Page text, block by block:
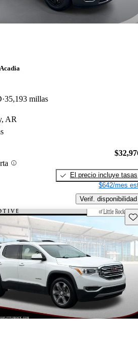
35,193 millas
AR
El precio incluye tasas
$642/mes
Verif. disponibilidad